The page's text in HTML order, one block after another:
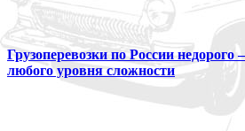
Грузоперевозки по России
любого уровня сложности